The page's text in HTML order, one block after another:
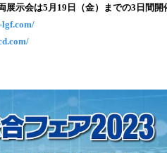
を
示会は5月19日（金）までの3日間開
lgf.com/